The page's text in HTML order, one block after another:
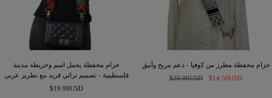
حزام محفظة مطرز من كوفيا - دعم مريح وأنيق
السعر
$14.50USD
السعر
$29.99USD
حزام محفظة يحمل اسم وخريطة مدينة
فلسطينية - تصميم تراثي فريد مع تطريز عربي
السعر
$19.99USD